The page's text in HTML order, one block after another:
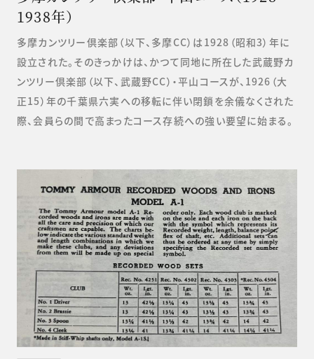
1938年）
多摩カンツリー倶楽部（以下、多摩CC）は1928（昭和3）年に
設立された。そのきっかけは、かつて同地に所在した武蔵野カ
ンツリー倶楽部（以下、武蔵野CC）・平山コースが、1926（大
正15）年の千葉県六実への移転に伴い閉鎖を余儀なくされた
際、会員らの間で高まったコース存続への強い要望に始まる。